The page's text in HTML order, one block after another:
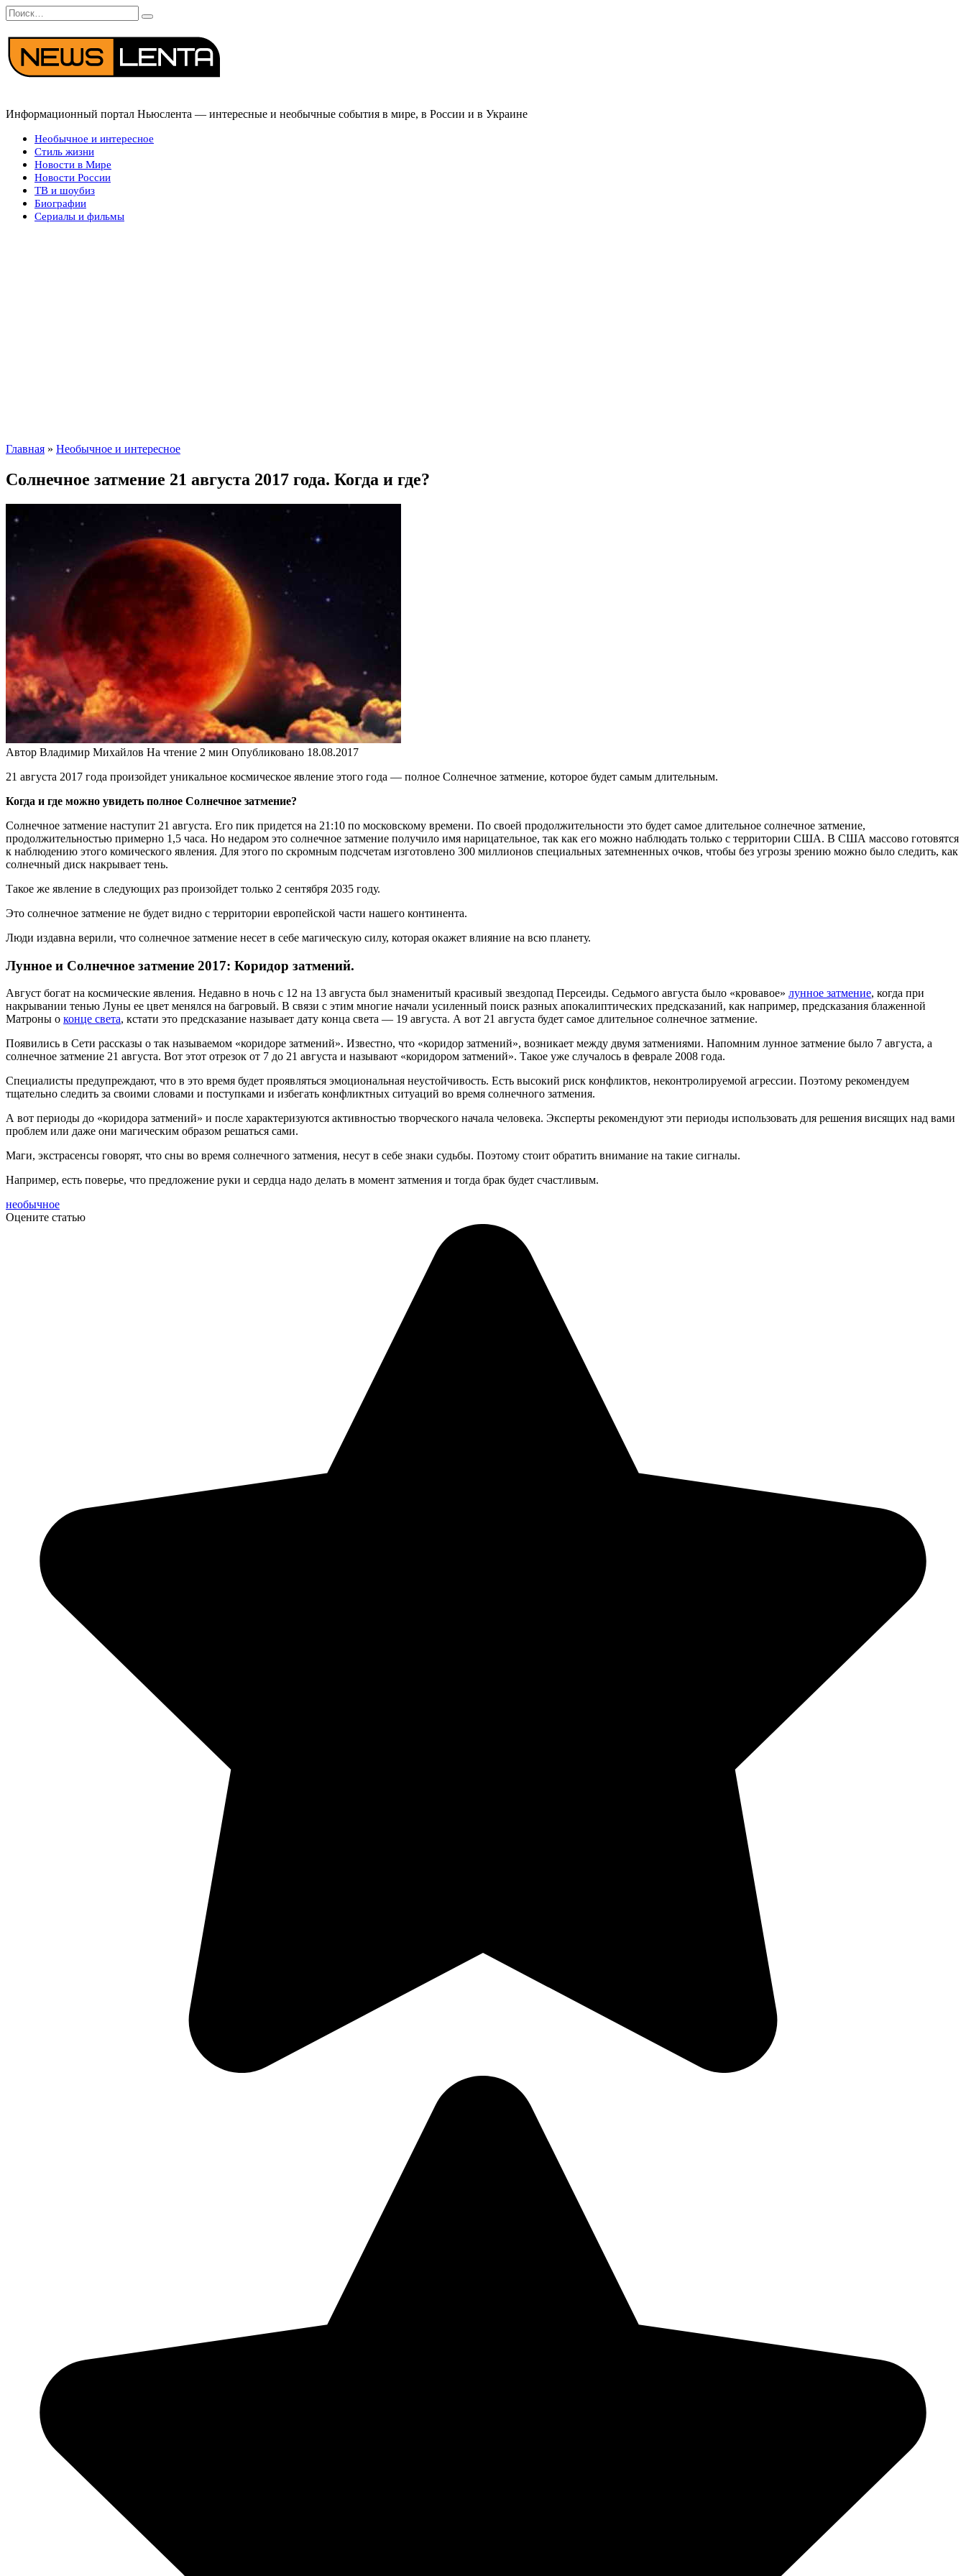
Перейти
к
содержанию
Search
for:
Информационный портал Ньюслента — интересные и необычные события в мире, в России и в Украине
Необычное и интересное
Стиль жизни
Новости в Мире
Новости России
ТВ и шоубиз
Биографии
Сериалы и фильмы
Главная » Необычное и интересное
Солнечное затмение 21 августа 2017 года. Когда и где?
Автор Владимир Михайлов На чтение 2 мин Опубликовано 18.08.2017
21 августа 2017 года произойдет уникальное космическое явление этого года — полное Солнечное затмение, которое будет самым длительным.
Когда и где можно увидеть полное Солнечное затмение?
Солнечное затмение наступит 21 августа. Его пик придется на 21:10 по московскому времени. По своей продолжительности это будет самое длительное солнечное затмение,
продолжительностью примерно 1,5 часа. Но недаром это солнечное затмение получило имя нарицательное, так как его можно наблюдать только с территории США. В США массово готовятся
к наблюдению этого комического явления. Для этого по скромным подсчетам изготовлено 300 миллионов специальных затемненных очков, чтобы без угрозы зрению можно было следить, как
солнечный диск накрывает тень.
Такое же явление в следующих раз произойдет только 2 сентября 2035 году.
Это солнечное затмение не будет видно с территории европейской части нашего континента.
Люди издавна верили, что солнечное затмение несет в себе магическую силу, которая окажет влияние на всю планету.
Лунное и Солнечное затмение 2017: Коридор затмений.
Август богат на космические явления. Недавно в ночь с 12 на 13 августа был знаменитый красивый звездопад Персеиды. Седьмого августа было «кровавое» лунное затмение, когда при
накрывании тенью Луны ее цвет менялся на багровый. В связи с этим многие начали усиленный поиск разных апокалиптических предсказаний, как например, предсказания блаженной
Матроны о конце света, кстати это предсказание называет дату конца света — 19 августа. А вот 21 августа будет самое длительное солнечное затмение.
Появились в Сети рассказы о так называемом «коридоре затмений». Известно, что «коридор затмений», возникает между двумя затмениями. Напомним лунное затмение было 7 августа, а
солнечное затмение 21 августа. Вот этот отрезок от 7 до 21 августа и называют «коридором затмений». Такое уже случалось в феврале 2008 года.
Специалисты предупреждают, что в это время будет проявляться эмоциональная неустойчивость. Есть высокий риск конфликтов, неконтролируемой агрессии. Поэтому рекомендуем
тщательно следить за своими словами и поступками и избегать конфликтных ситуаций во время солнечного затмения.
А вот периоды до «коридора затмений» и после характеризуются активностью творческого начала человека. Эксперты рекомендуют эти периоды использовать для решения висящих над вами
проблем или даже они магическим образом решаться сами.
Маги, экстрасенсы говорят, что сны во время солнечного затмения, несут в себе знаки судьбы. Поэтому стоит обратить внимание на такие сигналы.
Например, есть поверье, что предложение руки и сердца надо делать в момент затмения и тогда брак будет счастливым.
необычное
Оцените статью